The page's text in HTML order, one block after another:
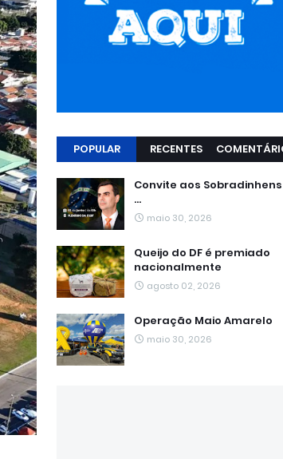
POPULAR RECENTES
Convite aos
...
maio 30, 2026
Queijo do DF é premiado
nacionalmente
agosto 02, 2026
Operação Maio Amarelo
maio 30, 2026